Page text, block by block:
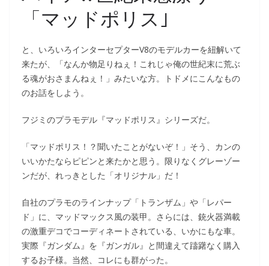
「マッドポリス｣
と、いろいろインターセプターV8のモデルカーを紐解いて
来たが、「なんか物足りねぇ！これじゃ俺の世紀末に荒ぶ
る魂がおさまんねぇ！」みたいな方。トドメにこんなもの
のお話をしよう。
フジミのプラモデル『マッドポリス』シリーズだ。
「マッドポリス！？聞いたことがないぞ！」そう、カンの
いいかたならピピンと来たかと思う。限りなくグレーゾー
ンだが、れっきとした「オリジナル」だ！
自社のプラモのラインナップ「トランザム」や「レパー
ド」に、マッドマックス風の装甲。さらには、銃火器満載
の激重デコでコーディネートされている、いかにもな車。
実際『ガンダム』を『ガンガル』と間違えて躊躇なく購入
するお子様。当然、コレにも群がった。